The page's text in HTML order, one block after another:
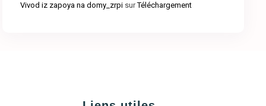
Vivod iz zapoya na domy_zrpisurTéléchargement